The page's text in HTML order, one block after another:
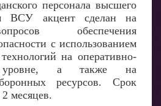
персонала высшего
ВСУ акцент сделан на
обеспечения
с использованием
на оперативно-
уровне, а также на
ресурсов. Срок
месяцев.